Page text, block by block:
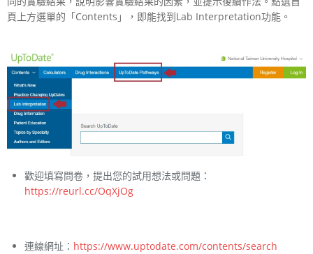
頁上方選單的「Contents」，即能找到Lab Interpretation功能。
歡迎填寫問卷，提出您的試用想法或問題：
https://reurl.cc/OqXjOg
連線網址： https://www.uptodate.com/contents/search